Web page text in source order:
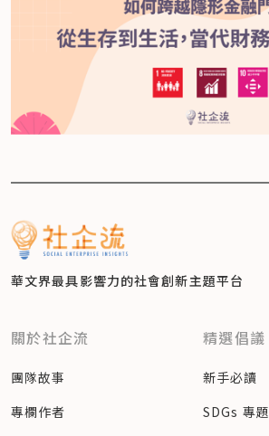
華文界最具影響力的社會創新主題平台
關於社企流
團隊故事
專欄作者
精選倡議
新手必讀
SDGs 專題